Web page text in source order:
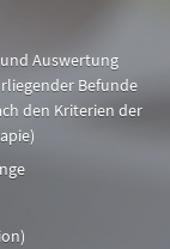
Auswertung
Befunde
den Kriterien der